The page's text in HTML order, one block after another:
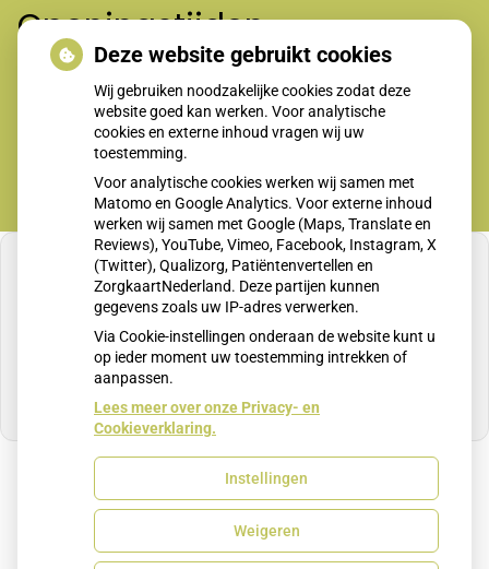
Openingstijden
Maandag t/m vrijdag 8-12.00 en 13.30-17.00 uur
U heeft geen toestemming gegeven voor
externe inhoud die nodig is om dit te zien.
Cookie-instellingen wijzigen
Uw Zorg Online
Deze website gebruikt cookies
Wij gebruiken noodzakelijke cookies zodat deze
website goed kan werken. Voor analytische
cookies en externe inhoud vragen wij uw
toestemming.
Voor analytische cookies werken wij samen met
Matomo en Google Analytics. Voor externe inhoud
werken wij samen met Google (Maps, Translate en
Reviews), YouTube, Vimeo, Facebook, Instagram, X
(Twitter), Qualizorg, Patiëntenvertellen en
ZorgkaartNederland. Deze partijen kunnen
gegevens zoals uw IP-adres verwerken.
Via Cookie-instellingen onderaan de website kunt u
op ieder moment uw toestemming intrekken of
aanpassen.
Lees meer over onze Privacy- en
Cookieverklaring.
Instellingen
Weigeren